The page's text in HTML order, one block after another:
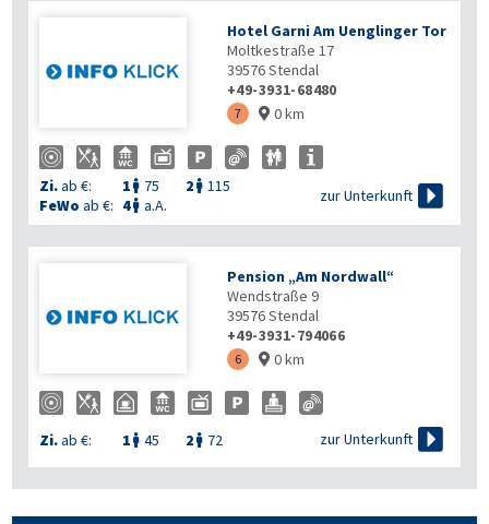
Hotel Garni Am Uenglinger Tor
Moltkestraße 17
39576Stendal
+49-3931-68480
7  0 km
Zi.ab €: 1  75 2  115
FeWo ab €: 4 a.A.
zur Unterkunft 
Pension „Am Nordwall“
Wendstraße 9
39576Stendal
+49-3931-794066
6  0 km
Zi.ab €: 1  45 2  72 zur Unterkunft 